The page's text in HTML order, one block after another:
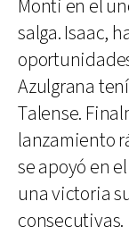
Monti en el
salga. Isaac,
Azulgrana
Talense.
lanzamiento
se apoyó en
una victoria
consecutivas.